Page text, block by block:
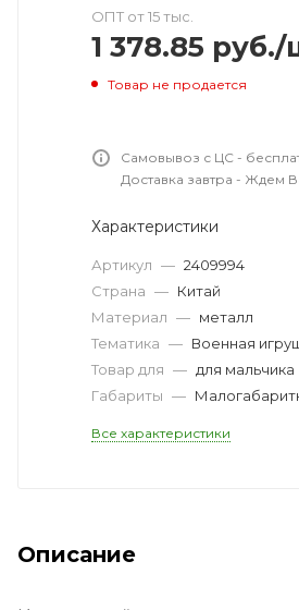
ОПТ от 15 тыс.
1 378.85 руб./
Товар не продается
Самовывоз с ЦС -
Доставка завтра - Ждем
Характеристики
Артикул — 2409994
Страна — Китай
Материал — металл
Тематика — Военная
Товар для — для мальчика
Габариты —
Все характеристики
Описание